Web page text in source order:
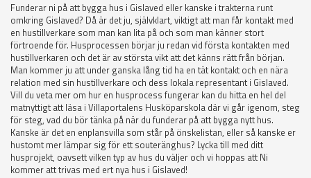
Funderar ni på att bygga hus i Gislaved eller kanske i trakterna runt
omkring Gislaved? Då är det ju, självklart, viktigt att man får kontakt med
en hustillverkare som man kan lita på och som man känner stort
förtroende för. Husprocessen börjar ju redan vid första kontakten med
hustillverkaren och det är av största vikt att det känns rätt från början.
Man kommer ju att under ganska lång tid ha en tät kontakt och en nära
relation med sin hustillverkare och dess lokala representant i Gislaved.
Vill du veta mer om hur en husprocess fungerar kan du hitta en hel del
matnyttigt att läsa i Villaportalens Husköparskola där vi går igenom, steg
för steg, vad du bör tänka på när du funderar på att bygga nytt hus.
Kanske är det en enplansvilla som står på önskelistan, eller så kanske er
hustomt mer lämpar sig för ett souteränghus? Lycka till med ditt
husprojekt, oavsett vilken typ av hus du väljer och vi hoppas att Ni
kommer att trivas med ert nya hus i Gislaved!